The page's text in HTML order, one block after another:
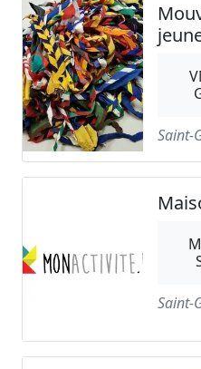
Saint-
Saint-